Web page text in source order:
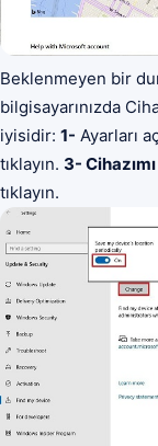
Beklenmeyen bir
bilgisayarınızda
iyisidir: 1- Ayarları
tıklayın. 3-
tıklayın.